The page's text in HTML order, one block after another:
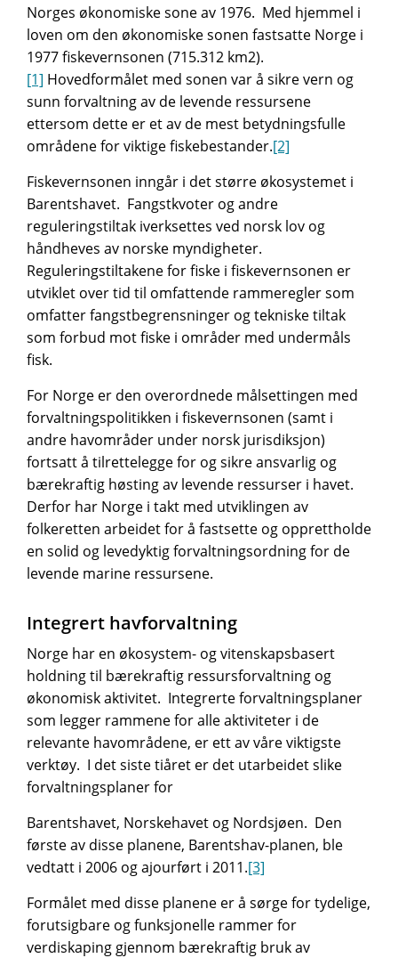
Norges økonomiske sone av 1976. Med hjemmel i
loven om den økonomiske sonen fastsatte Norge i
1977 fiskevernsonen (715.312 km2).
[1] Hovedformålet med sonen var å sikre vern og
sunn forvaltning av de levende ressursene
ettersom dette er et av de mest betydningsfulle
områdene for viktige fiskebestander.[2]
Fiskevernsonen inngår i det større økosystemet i
Barentshavet. Fangstkvoter og andre
reguleringstiltak iverksettes ved norsk lov og
håndheves av norske myndigheter.
Reguleringstiltakene for fiske i fiskevernsonen er
utviklet over tid til omfattende rammeregler som
omfatter fangstbegrensninger og tekniske tiltak
som forbud mot fiske i områder med undermåls
fisk.
For Norge er den overordnede målsettingen med
forvaltningspolitikken i fiskevernsonen (samt i
andre havområder under norsk jurisdiksjon)
fortsatt å tilrettelegge for og sikre ansvarlig og
bærekraftig høsting av levende ressurser i havet.
Derfor har Norge i takt med utviklingen av
folkeretten arbeidet for å fastsette og opprettholde
en solid og levedyktig forvaltningsordning for de
levende marine ressursene.
Integrert havforvaltning
Norge har en økosystem- og vitenskapsbasert
holdning til bærekraftig ressursforvaltning og
økonomisk aktivitet. Integrerte forvaltningsplaner
som legger rammene for alle aktiviteter i de
relevante havområdene, er ett av våre viktigste
verktøy. I det siste tiåret er det utarbeidet slike
forvaltningsplaner for
Barentshavet, Norskehavet og Nordsjøen. Den
første av disse planene, Barentshav-planen, ble
vedtatt i 2006 og ajourført i 2011.[3]
Formålet med disse planene er å sørge for tydelige,
forutsigbare og funksjonelle rammer for
verdiskaping gjennom bærekraftig bruk av